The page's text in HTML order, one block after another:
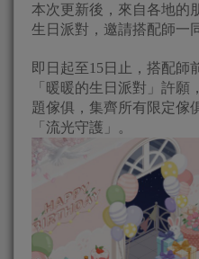
本次更新後，來自各地的
生日派對，邀請搭配師一
即日起至15日止，搭配師
「暖暖的生日派對」許
題傢俱，集齊所有限定傢
「流光守護」。